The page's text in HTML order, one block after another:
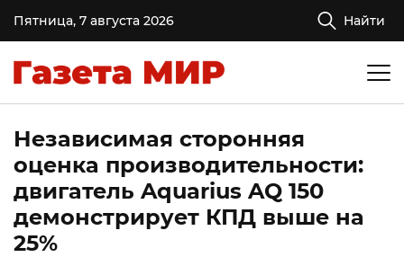
Пятница, 7 августа 2026 Найти
Независимая сторонняя
оценка производительности:
двигатель Aquarius AQ 150
демонстрирует КПД выше на
25%